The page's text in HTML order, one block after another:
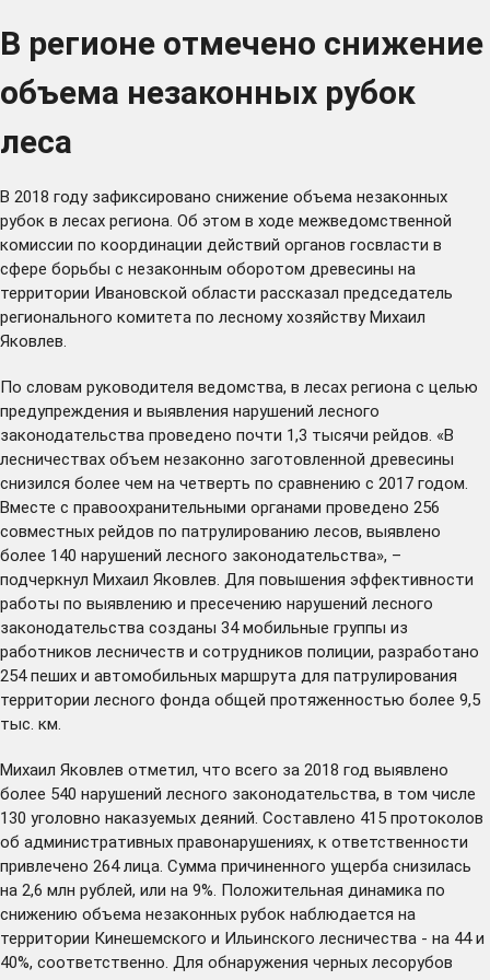
В регионе отмечено снижение
объема незаконных рубок
леса
В 2018 году зафиксировано снижение объема незаконных
рубок в лесах региона. Об этом в ходе межведомственной
комиссии по координации действий органов госвласти в
сфере борьбы с незаконным оборотом древесины на
территории Ивановской области рассказал председатель
регионального комитета по лесному хозяйству Михаил
Яковлев.
По словам руководителя ведомства, в лесах региона с целью
предупреждения и выявления нарушений лесного
законодательства проведено почти 1,3 тысячи рейдов. «В
лесничествах объем незаконно заготовленной древесины
снизился более чем на четверть по сравнению с 2017 годом.
Вместе с правоохранительными органами проведено 256
совместных рейдов по патрулированию лесов, выявлено
более 140 нарушений лесного законодательства», –
подчеркнул Михаил Яковлев. Для повышения эффективности
работы по выявлению и пресечению нарушений лесного
законодательства созданы 34 мобильные группы из
работников лесничеств и сотрудников полиции, разработано
254 пеших и автомобильных маршрута для патрулирования
территории лесного фонда общей протяженностью более 9,5
тыс. км.
Михаил Яковлев отметил, что всего за 2018 год выявлено
более 540 нарушений лесного законодательства, в том числе
130 уголовно наказуемых деяний. Составлено 415 протоколов
об административных правонарушениях, к ответственности
привлечено 264 лица. Сумма причиненного ущерба снизилась
на 2,6 млн рублей, или на 9%. Положительная динамика по
снижению объема незаконных рубок наблюдается на
территории Кинешемского и Ильинского лесничества - на 44 и
40%, соответственно. Для обнаружения черных лесорубов